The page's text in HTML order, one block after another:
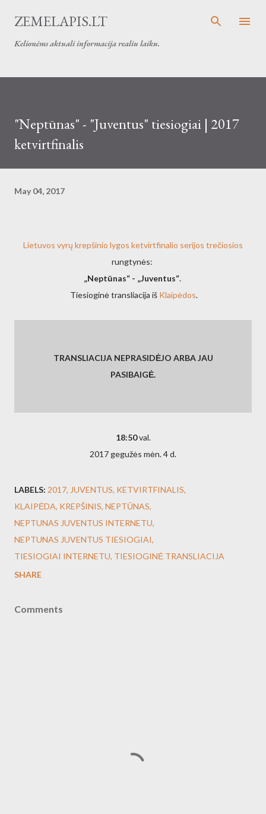
Skip to main content
ZEMELAPIS.LT
Kelionėms aktuali informacija realiu laiku.
"Neptūnas" - "Juventus" tiesiogiai | 2017
ketvirtfinalis
May 04, 2017
Lietuvos vyrų krepšinio lygos ketvirtfinalio serijos trečiosios
rungtynės:
„Neptūnas“ - „Juventus“.
Tiesioginė transliacija iš Klaipėdos.
TRANSLIACIJA NEPRASIDĖJO ARBA JAU
PASIBAIGĖ.
18:50val.
2017 gegužės mėn. 4 d.
LABELS: 2017 JUVENTUS KETVIRTFINALIS
KLAIPĖDA KREPŠINIS NEPTŪNAS
NEPTUNAS JUVENTUS INTERNETU
NEPTUNAS JUVENTUS TIESIOGIAI
TIESIOGIAI INTERNETU TIESIOGINĖ TRANSLIACIJA
SHARE
Comments